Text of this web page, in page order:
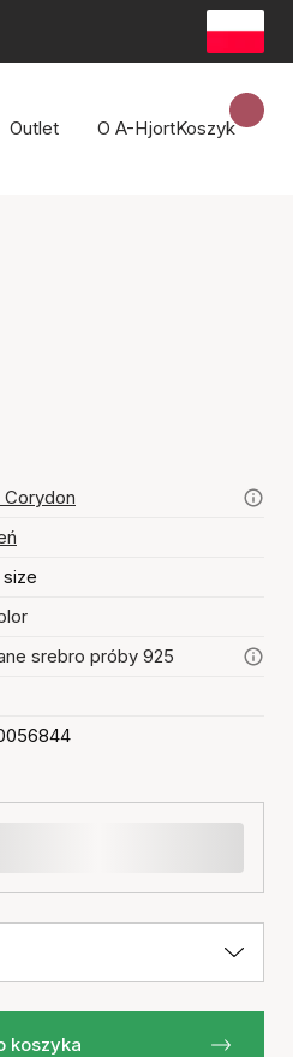
Outlet O A-HjortKoszyk
Corydon
size
srebro próby 925
koszyka